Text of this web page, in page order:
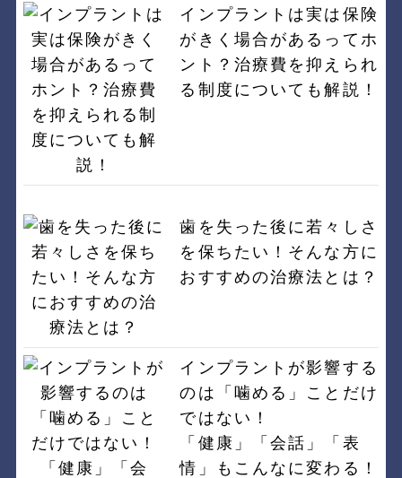
インプラントは実は保険
がきく場合があるってホ
ント？治療費を抑えられ
る制度についても解説！
歯を失った後に若々しさ
を保ちたい！そんな方に
おすすめの治療法とは？
インプラントが影響する
のは「噛める」ことだけ
ではない！
「健康」「会話」「表
情」もこんなに変わる！